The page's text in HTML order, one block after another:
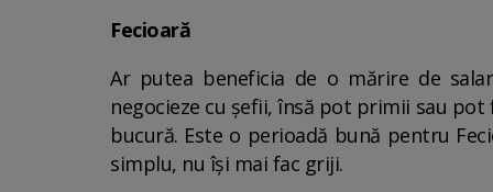
Fecioară
Ar putea beneficia de o mărire de
negocieze cu șefii, însă pot primii sau
bucură. Este o perioadă bună pentru
simplu, nu își mai fac griji.